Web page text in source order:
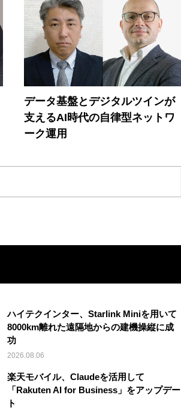
データ基盤とデジタルツインが
支えるAI時代の自律型ネットワ
ーク運用
ハイテクインター、Starlink Miniを用いて
8000km離れた遠隔地からの建機操縦に成
功
2026.08.06
楽天モバイル、Claudeを活用して
「Rakuten AI for Business」をアップデー
ト